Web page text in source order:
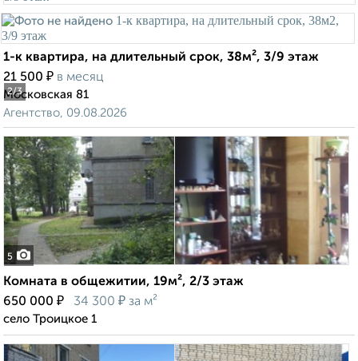
2/3
1-к квартира, на длительный срок, 38м², 3/9 этаж
21 500 ₽ в месяц
Московская 81
Агентство, 09.08.2026
5
Комната в общежитии, 19м², 2/3 этаж
650 000 ₽ 34 300 ₽ за м²
село Троицкое 1